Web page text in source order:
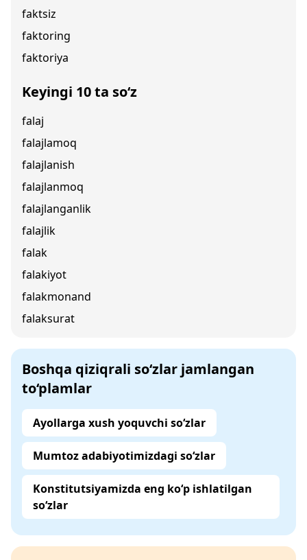
faktsiz
faktoring
faktoriya
Keyingi 10 ta so‘z
falaj
falajlamoq
falajlanish
falajlanmoq
falajlanganlik
falajlik
falak
falakiyot
falakmonand
falaksurat
Boshqa qiziqrali so‘zlar jamlangan
to‘plamlar
Ayollarga xush yoquvchi so‘zlar
Mumtoz adabiyotimizdagi so‘zlar
Konstitutsiyamizda eng ko‘p ishlatilgan
so‘zlar